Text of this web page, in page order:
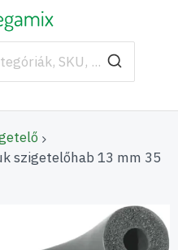
szigetelőhab 13 mm 35